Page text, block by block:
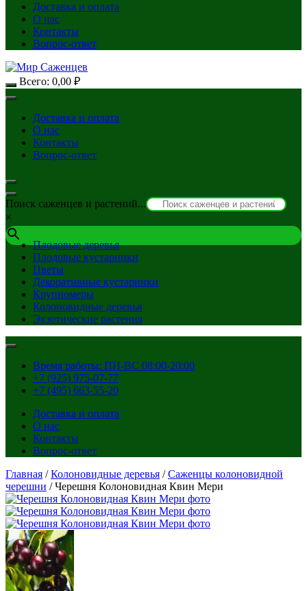
Доставка и оплата
О нас
Контакты
Вопрос-ответ
Всего: 0,00 ₽
Доставка и оплата
О нас
Контакты
Вопрос-ответ
Поиск саженцев и растений...
×
Плодовые деревья
Плодовые кустарники
Цветы
Декоративные кустарники
Крупномеры
Колоновидные деревья
Экзотические растения
Время работы: ПН-ВС 08:00-20:00
+7 (925) 975-07-77
+7 (495) 663-55-20
Доставка и оплата
О нас
Контакты
Вопрос-ответ
Главная /Колоновидные деревья /Саженцы колоновидной
черешни / Черешня Колоновидная Квин Мери